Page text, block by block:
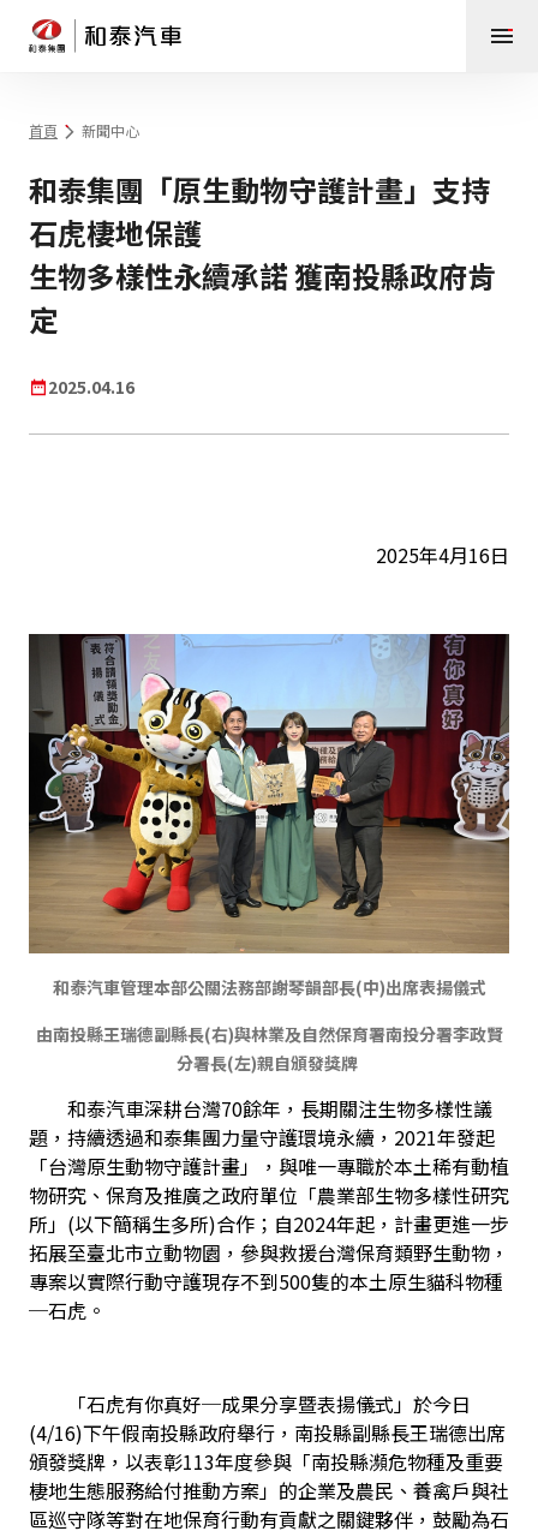
首頁 新聞中心
和泰集團「原生動物守護計畫」支持
石虎棲地保護
生物多樣性永續承諾 獲南投縣政府肯
定
2025.04.16
2025年4月16日
和泰汽車管理本部公關法務部謝琴韻部長(中)出席表揚儀式
由南投縣王瑞德副縣長(右)與林業及自然保育署南投分署李政賢
分署長(左)親自頒發獎牌
和泰汽車深耕台灣70餘年，長期關注生物多樣性議
題，持續透過和泰集團力量守護環境永續，2021年發起
「台灣原生動物守護計畫」，與唯一專職於本土稀有動植
物研究、保育及推廣之政府單位「農業部生物多樣性研究
所」(以下簡稱生多所)合作；自2024年起，計畫更進一步
拓展至臺北市立動物園，參與救援台灣保育類野生動物，
專案以實際行動守護現存不到500隻的本土原生貓科物種
─石虎。
「石虎有你真好─成果分享暨表揚儀式」於今日
(4/16)下午假南投縣政府舉行，南投縣副縣長王瑞德出席
頒發獎牌，以表彰113年度參與「南投縣瀕危物種及重要
棲地生態服務給付推動方案」的企業及農民、養禽戶與社
區巡守隊等對在地保育行動有貢獻之關鍵夥伴，鼓勵為石